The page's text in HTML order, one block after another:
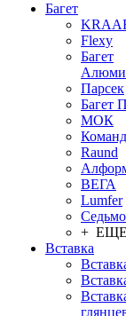
Багет
Flexy
Багет
Парсек
Багет
МОК
Raund
ВЕГА
Lumfer
+ ЕЩЕ
Вставка